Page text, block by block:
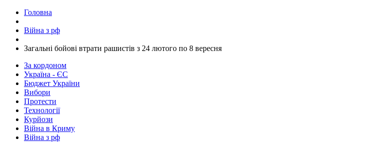
Головна
Війна з рф
​Загальні бойові втрати рашистів з 24 лютого по 8 вересня
За кордоном
Україна - ЄС
Бюджет України
Вибори
Протести
Технології
Курйози
Війна в Криму
Війна з рф